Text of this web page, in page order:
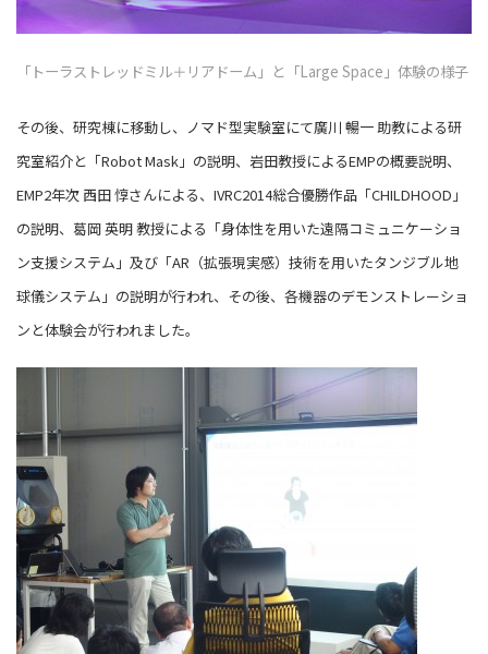
「トーラストレッドミル＋リアドーム」と「Large Space」体験の様子
その後、研究棟に移動し、ノマド型実験室にて廣川 暢一 助教による研
究室紹介と「Robot Mask」の説明、岩田教授によるEMPの概要説明、
EMP2年次 西田 惇さんによる、IVRC2014総合優勝作品「CHILDHOOD」
の説明、葛岡 英明 教授による「身体性を用いた遠隔コミュニケーショ
ン支援システム」及び「AR（拡張現実感）技術を用いたタンジブル地
球儀システム」の説明が行われ、その後、各機器のデモンストレーショ
ンと体験会が行われました。